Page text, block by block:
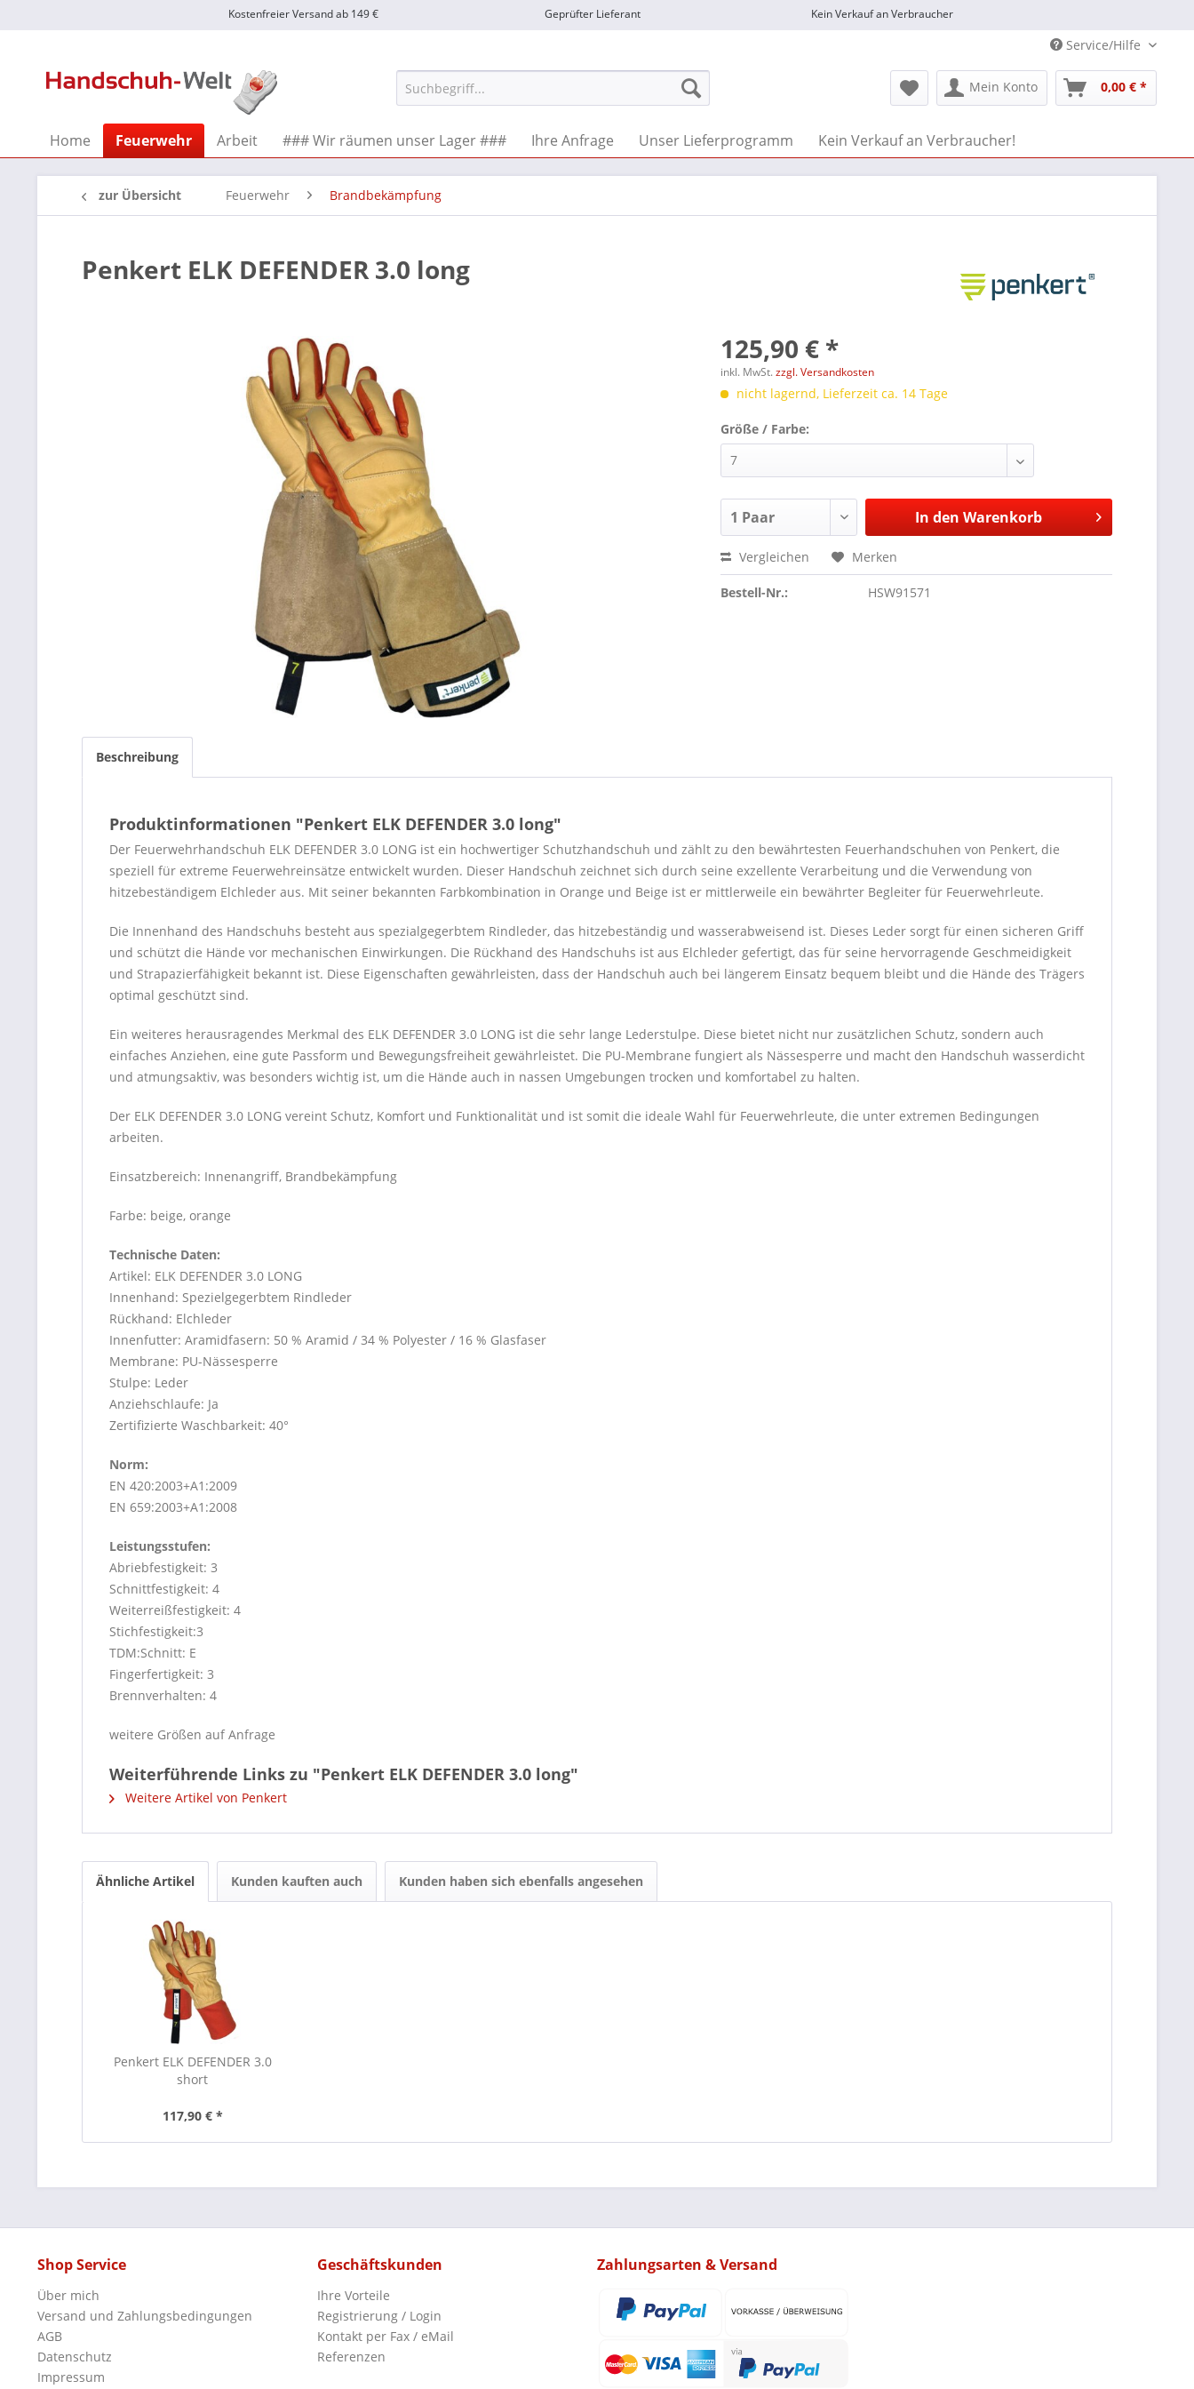
Kostenfreier Versand ab 149 € Geprüfter Lieferant Kein Verkauf an Verbraucher
Service/Hilfe
Mein Konto 0,00 € *
Home Feuerwehr Arbeit ### Wir räumen unser Lager ### Ihre Anfrage Unser Lieferprogramm Kein Verkauf an Verbraucher!
zur Übersicht Feuerwehr Brandbekämpfung
Penkert ELK DEFENDER 3.0 long
125,90 € *
inkl. MwSt.zzgl. Versandkosten
nicht lagernd, Lieferzeit ca. 14 Tage
Größe / Farbe:
In den Warenkorb
Vergleichen Merken
Bestell-Nr.: HSW91571
Beschreibung
Produktinformationen "Penkert ELK DEFENDER 3.0 long"
Der Feuerwehrhandschuh ELK DEFENDER 3.0 LONG ist ein hochwertiger Schutzhandschuh und zählt zu den bewährtesten Feuerhandschuhen von Penkert, die
speziell für extreme Feuerwehreinsätze entwickelt wurden. Dieser Handschuh zeichnet sich durch seine exzellente Verarbeitung und die Verwendung von
hitzebeständigem Elchleder aus. Mit seiner bekannten Farbkombination in Orange und Beige ist er mittlerweile ein bewährter Begleiter für Feuerwehrleute.
Die Innenhand des Handschuhs besteht aus spezialgegerbtem Rindleder, das hitzebeständig und wasserabweisend ist. Dieses Leder sorgt für einen sicheren Griff
und schützt die Hände vor mechanischen Einwirkungen. Die Rückhand des Handschuhs ist aus Elchleder gefertigt, das für seine hervorragende Geschmeidigkeit
und Strapazierfähigkeit bekannt ist. Diese Eigenschaften gewährleisten, dass der Handschuh auch bei längerem Einsatz bequem bleibt und die Hände des Trägers
optimal geschützt sind.
Ein weiteres herausragendes Merkmal des ELK DEFENDER 3.0 LONG ist die sehr lange Lederstulpe. Diese bietet nicht nur zusätzlichen Schutz, sondern auch
einfaches Anziehen, eine gute Passform und Bewegungsfreiheit gewährleistet. Die PU-Membrane fungiert als Nässesperre und macht den Handschuh wasserdicht
und atmungsaktiv, was besonders wichtig ist, um die Hände auch in nassen Umgebungen trocken und komfortabel zu halten.
Der ELK DEFENDER 3.0 LONG vereint Schutz, Komfort und Funktionalität und ist somit die ideale Wahl für Feuerwehrleute, die unter extremen Bedingungen
arbeiten.
Einsatzbereich: Innenangriff, Brandbekämpfung
Farbe: beige, orange
Technische Daten:
Artikel: ELK DEFENDER 3.0 LONG
Innenhand: Spezielgegerbtem Rindleder
Rückhand: Elchleder
Innenfutter: Aramidfasern: 50 % Aramid / 34 % Polyester / 16 % Glasfaser
Membrane: PU-Nässesperre
Stulpe: Leder
Anziehschlaufe: Ja
Zertifizierte Waschbarkeit: 40°
Norm:
EN 420:2003+A1:2009
EN 659:2003+A1:2008
Leistungsstufen:
Abriebfestigkeit: 3
Schnittfestigkeit: 4
Weiterreißfestigkeit: 4
Stichfestigkeit:3
TDM:Schnitt: E
Fingerfertigkeit: 3
Brennverhalten: 4
weitere Größen auf Anfrage
Weiterführende Links zu "Penkert ELK DEFENDER 3.0 long"
Weitere Artikel von Penkert
Ähnliche Artikel Kunden kauften auch Kunden haben sich ebenfalls angesehen
Penkert ELK DEFENDER 3.0
short
117,90 € *
Shop Service
Über mich
Versand und Zahlungsbedingungen
AGB
Datenschutz
Impressum
Geschäftskunden
Ihre Vorteile
Registrierung / Login
Kontakt per Fax / eMail
Referenzen
Zahlungsarten & Versand